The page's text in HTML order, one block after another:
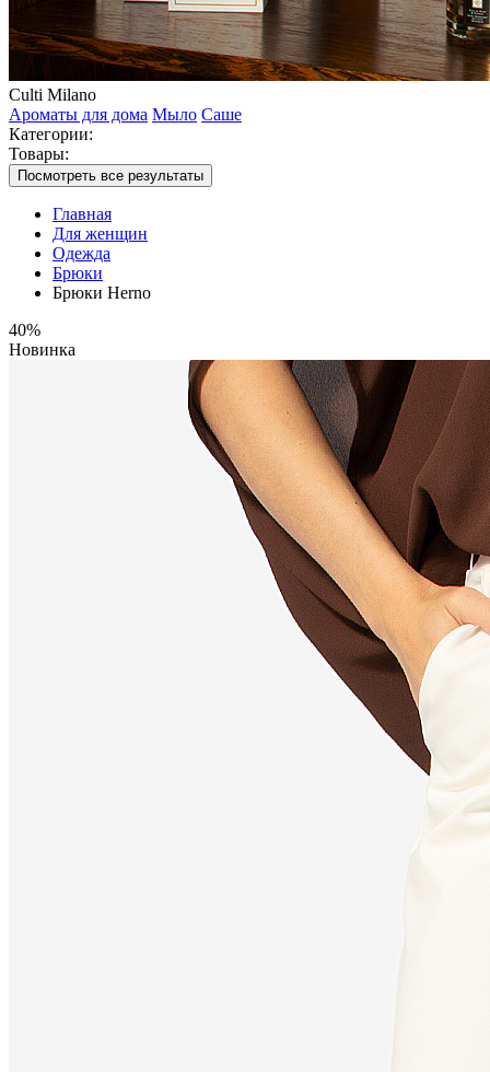
Culti Milano
Ароматы для дома Мыло Саше
Категории:
Товары:
Посмотреть все результаты
Главная
Для женщин
Одежда
Брюки
Брюки Herno
40%
Новинка